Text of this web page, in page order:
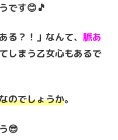
です😊🎵
る？！」なんて、 脈あ
しまう乙女心もあるで
のでしょうか。
😎